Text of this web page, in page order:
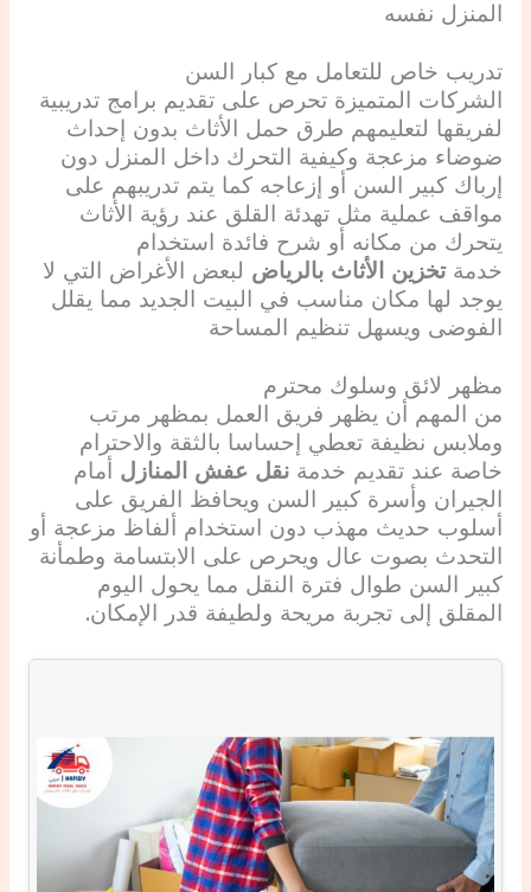
المنزل نفسه
تدريب خاص للتعامل مع كبار السن
الشركات المتميزة تحرص على تقديم برامج تدريبية
لفريقها لتعليمهم طرق حمل الأثاث بدون إحداث
ضوضاء مزعجة وكيفية التحرك داخل المنزل دون
إرباك كبير السن أو إزعاجه كما يتم تدريبهم على
مواقف عملية مثل تهدئة القلق عند رؤية الأثاث
يتحرك من مكانه أو شرح فائدة استخدام
خدمةتخزين الأثاث بالرياض لبعض الأغراض التي لا
يوجد لها مكان مناسب في البيت الجديد مما يقلل
الفوضى ويسهل تنظيم المساحة
مظهر لائق وسلوك محترم
من المهم أن يظهر فريق العمل بمظهر مرتب
وملابس نظيفة تعطي إحساسا بالثقة والاحترام
خاصة عند تقديم خدمة نقل عفش المنازل أمام
الجيران وأسرة كبير السن ويحافظ الفريق على
أسلوب حديث مهذب دون استخدام ألفاظ مزعجة أو
التحدث بصوت عال ويحرص على الابتسامة وطمأنة
كبير السن طوال فترة النقل مما يحول اليوم
المقلق إلى تجربة مريحة ولطيفة قدر الإمكان.